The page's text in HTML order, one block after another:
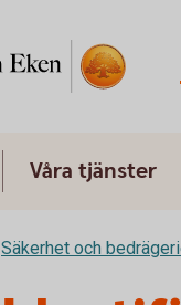
Våra tjänster
Säkerhet och